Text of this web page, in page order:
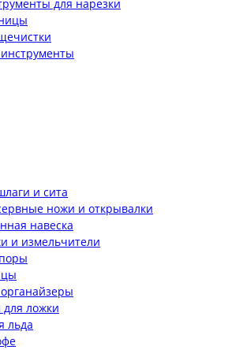
для нарезки
и сита
ножи и открывалки
навеска
и измельчители
для ложки
льда